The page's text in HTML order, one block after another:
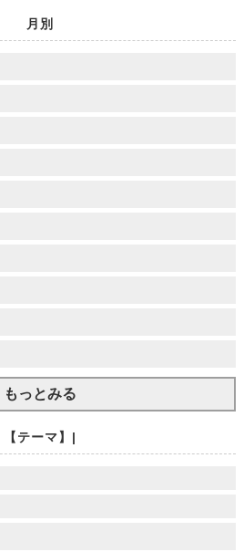
月別
もっとみる
【テーマ】|